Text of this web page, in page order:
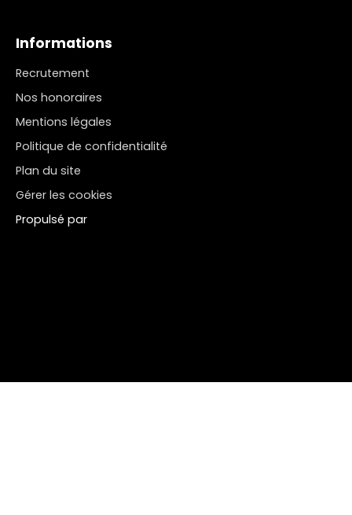
Informations
Recrutement
Nos honoraires
Mentions légales
Politique de confidentialité
Plan du site
Gérer les cookies
Propulsé par